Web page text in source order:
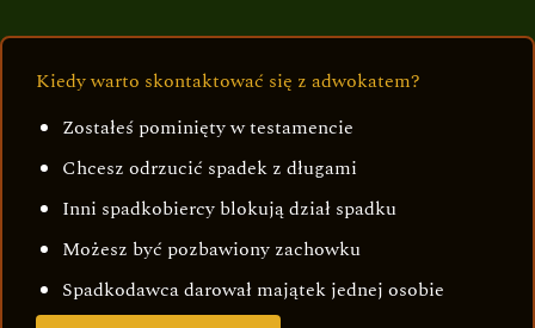
Kiedy warto skontaktować się z adwokatem?
Zostałeś pominięty w testamencie
Chcesz odrzucić spadek z długami
Inni spadkobiercy blokują dział spadku
Możesz być pozbawiony zachowku
Spadkodawca darował majątek jednej osobie